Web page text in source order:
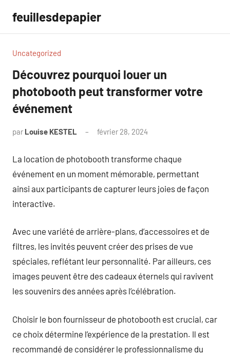
contenu
feuillesdepapier
Uncategorized
Découvrez pourquoi louer un
photobooth peut transformer votre
événement
par Louise KESTEL février 28, 2024
La location de photobooth transforme chaque
événement en un moment mémorable, permettant
ainsi aux participants de capturer leurs joies de façon
interactive.
Avec une variété de arrière-plans, d’accessoires et de
filtres, les invités peuvent créer des prises de vue
spéciales, reflétant leur personnalité. Par ailleurs, ces
images peuvent être des cadeaux éternels qui ravivent
les souvenirs des années après l’célébration.
Choisir le bon fournisseur de photobooth est crucial, car
ce choix détermine l’expérience de la prestation. Il est
recommandé de considérer le professionnalisme du